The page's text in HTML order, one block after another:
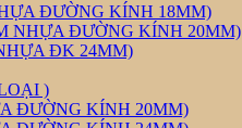
ĐƯỜNG KÍNH 18MM)
NHỰA ĐƯỜNG KÍNH 20MM)
ĐK 24MM)
)
ĐƯỜNG KÍNH 20MM)